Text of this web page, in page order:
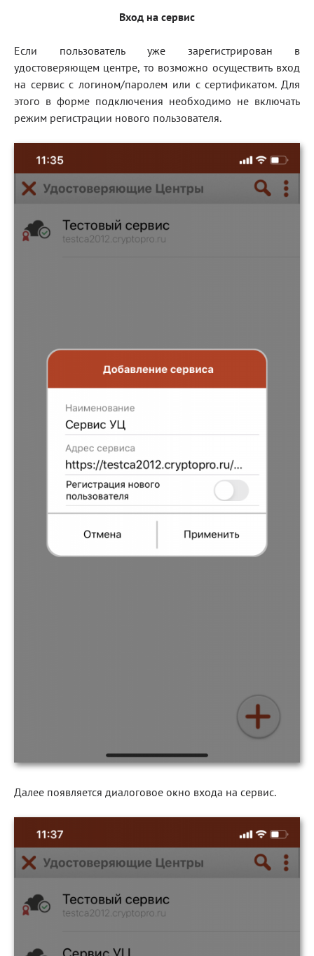
Вход на сервис
Если пользователь уже зарегистрирован в
удостоверяющем центре, то возможно осуществить вход
на сервис с логином/паролем или с сертификатом. Для
этого в форме подключения необходимо не включать
режим регистрации нового пользователя.
Далее появляется диалоговое окно входа на сервис.